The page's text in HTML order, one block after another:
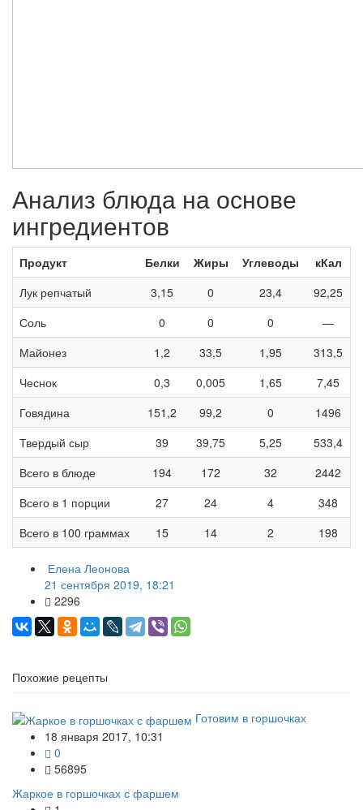
Анализ блюда на основе
ингредиентов
Продукт Белки Жиры Углеводы
кКал
Лук репчатый
3,15 0 23,4
92,25
Соль
0 0 0
—
Майонез
1,2 33,5 1,95
313,5
Чеснок
0,3 0,005 1,65
7,45
Говядина
151,2 99,2 0
1496
Твердый сыр
39 39,75 5,25
533,4
Всего в блюде
194 172 32
2442
Всего в 1 порции
27 24 4
348
Всего в 100 граммах
15 14 2 198
Елена Леонова
21 сентября 2019, 18:21
2296
Похожие рецепты
Готовим в горшочках
18 января 2017, 10:31
0
56895
Жаркое в горшочках с фаршем